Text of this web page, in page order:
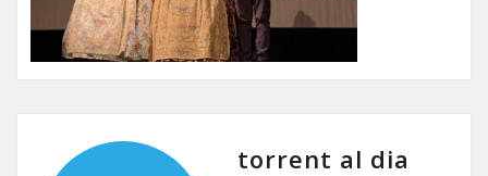
torrent al dia